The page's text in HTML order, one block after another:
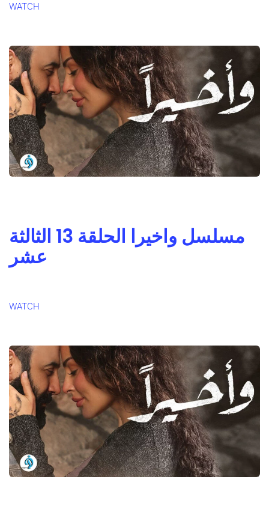
WATCH
مسلسل واخيرا الحلقة 13 الثالثة
عشر
WATCH